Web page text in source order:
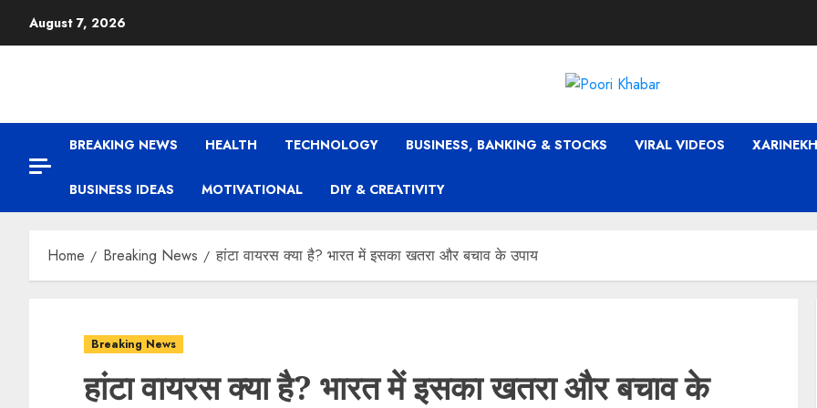
August 7, 2026
BREAKING NEWS HEALTH TECHNOLOGY BUSINESS, BANKING & STOCKS VIRAL VIDEOS
BUSINESS IDEAS MOTIVATIONAL DIY & CREATIVITY
Home Breaking News हांटा वायरस क्या है? भारत में इसका खतरा और बचाव के उपाय
Breaking News
हांटा वायरस क्या है? भारत में इसका खतरा और बचाव के